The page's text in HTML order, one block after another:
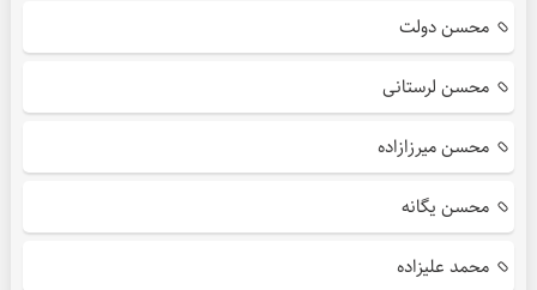
محسن دولت
محسن لرستانی
محسن میرزازاده
محسن یگانه
محمد علیزاده